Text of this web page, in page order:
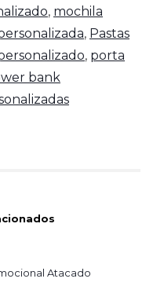
, mochila
, Pastas
, porta
bank